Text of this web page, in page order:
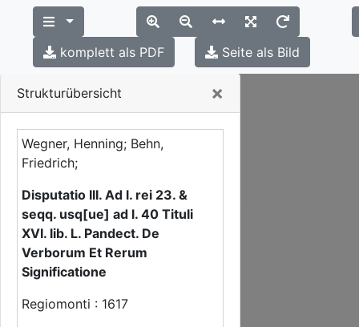
Strukturübersicht ×
Wegner, Henning; Behn,
Friedrich;
Disputatio III. Ad l. rei 23. &
seqq. usq[ue] ad l. 40 Tituli
XVI. lib. L. Pandect. De
Verborum Et Rerum
Significatione
Regiomonti : 1617
komplett als PDF Seite als Bild